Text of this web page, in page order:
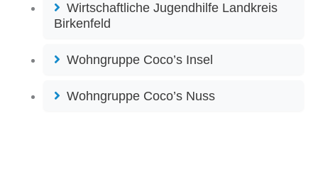
Wirtschaftliche Jugendhilfe Landkreis
Birkenfeld
Wohngruppe Coco’s Insel
Wohngruppe Coco’s Nuss